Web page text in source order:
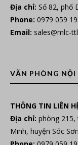
Địa chỉ: Số 82, phố
Phone: 0979 059
Email: sales@mlc-
VĂN PHÒNG NỘI
THÔNG TIN LIÊN
Địa chỉ: phòng 215,
Minh, huyện Sóc